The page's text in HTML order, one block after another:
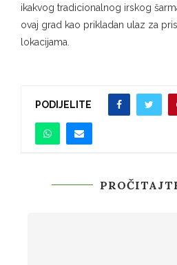
ikakvog tradicionalnog irskog
ovaj grad kao prikladan ulaz za
lokacijama.
PODIJELITE